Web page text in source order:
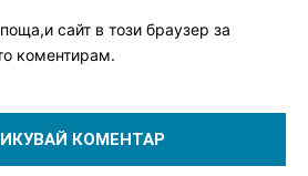
сайт в този браузер за
коментирам.